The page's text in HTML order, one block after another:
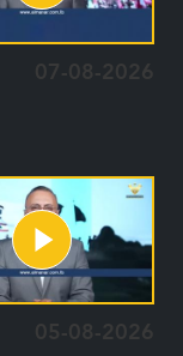
07-08-2026
05-08-2026